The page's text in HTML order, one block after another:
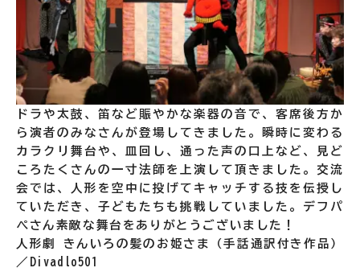
ドラや太鼓、笛など賑やかな楽器の音で、客席後方か
ら演者のみなさんが登場してきました。瞬時に変わる
カラクリ舞台や、皿回し、通った声の口上など、見ど
ころたくさんの一寸法師を上演して頂きました。交流
会では、人形を空中に投げてキャッチする技を伝授し
ていただき、子どもたちも挑戦していました。デフパ
ぺさん素敵な舞台をありがとうございました！
人形劇 きんいろの髪のお姫さま（手話通訳付き作品）
／Divadlo501